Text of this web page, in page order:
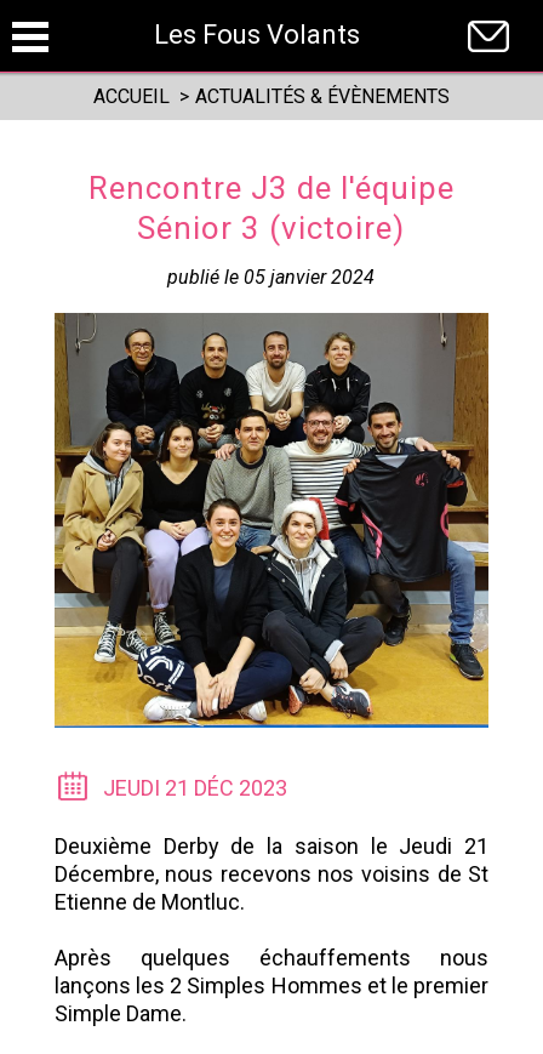
Les Fous Volants
ACCUEIL > ACTUALITÉS & ÉVÈNEMENTS
Rencontre J3 de l'équipe
Sénior 3 (victoire)
publié le 05 janvier 2024
JEUDI 21 DÉC 2023
Deuxième Derby de la saison le Jeudi 21
Décembre, nous recevons nos voisins de St
Etienne de Montluc.
Après quelques échauffements nous
lançons les 2 Simples Hommes et le premier
Simple Dame.